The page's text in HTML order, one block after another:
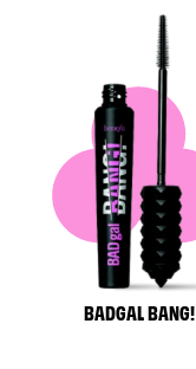
BADGAL BANG!